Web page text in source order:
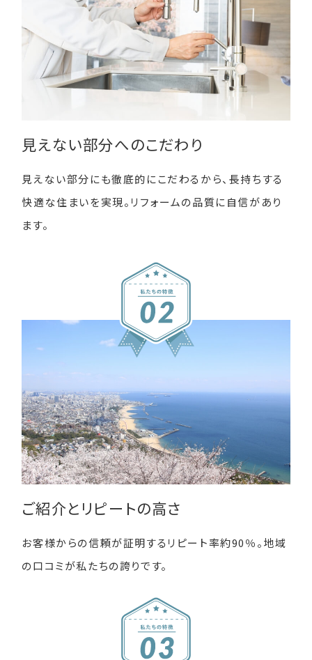
見えない部分へのこだわり
見えない部分にも徹底的にこだわるから、長持ちする
快適な住まいを実現。リフォームの品質に自信があり
ます。
ご紹介とリピートの高さ
お客様からの信頼が証明するリピート率約90％。地域
の口コミが私たちの誇りです。